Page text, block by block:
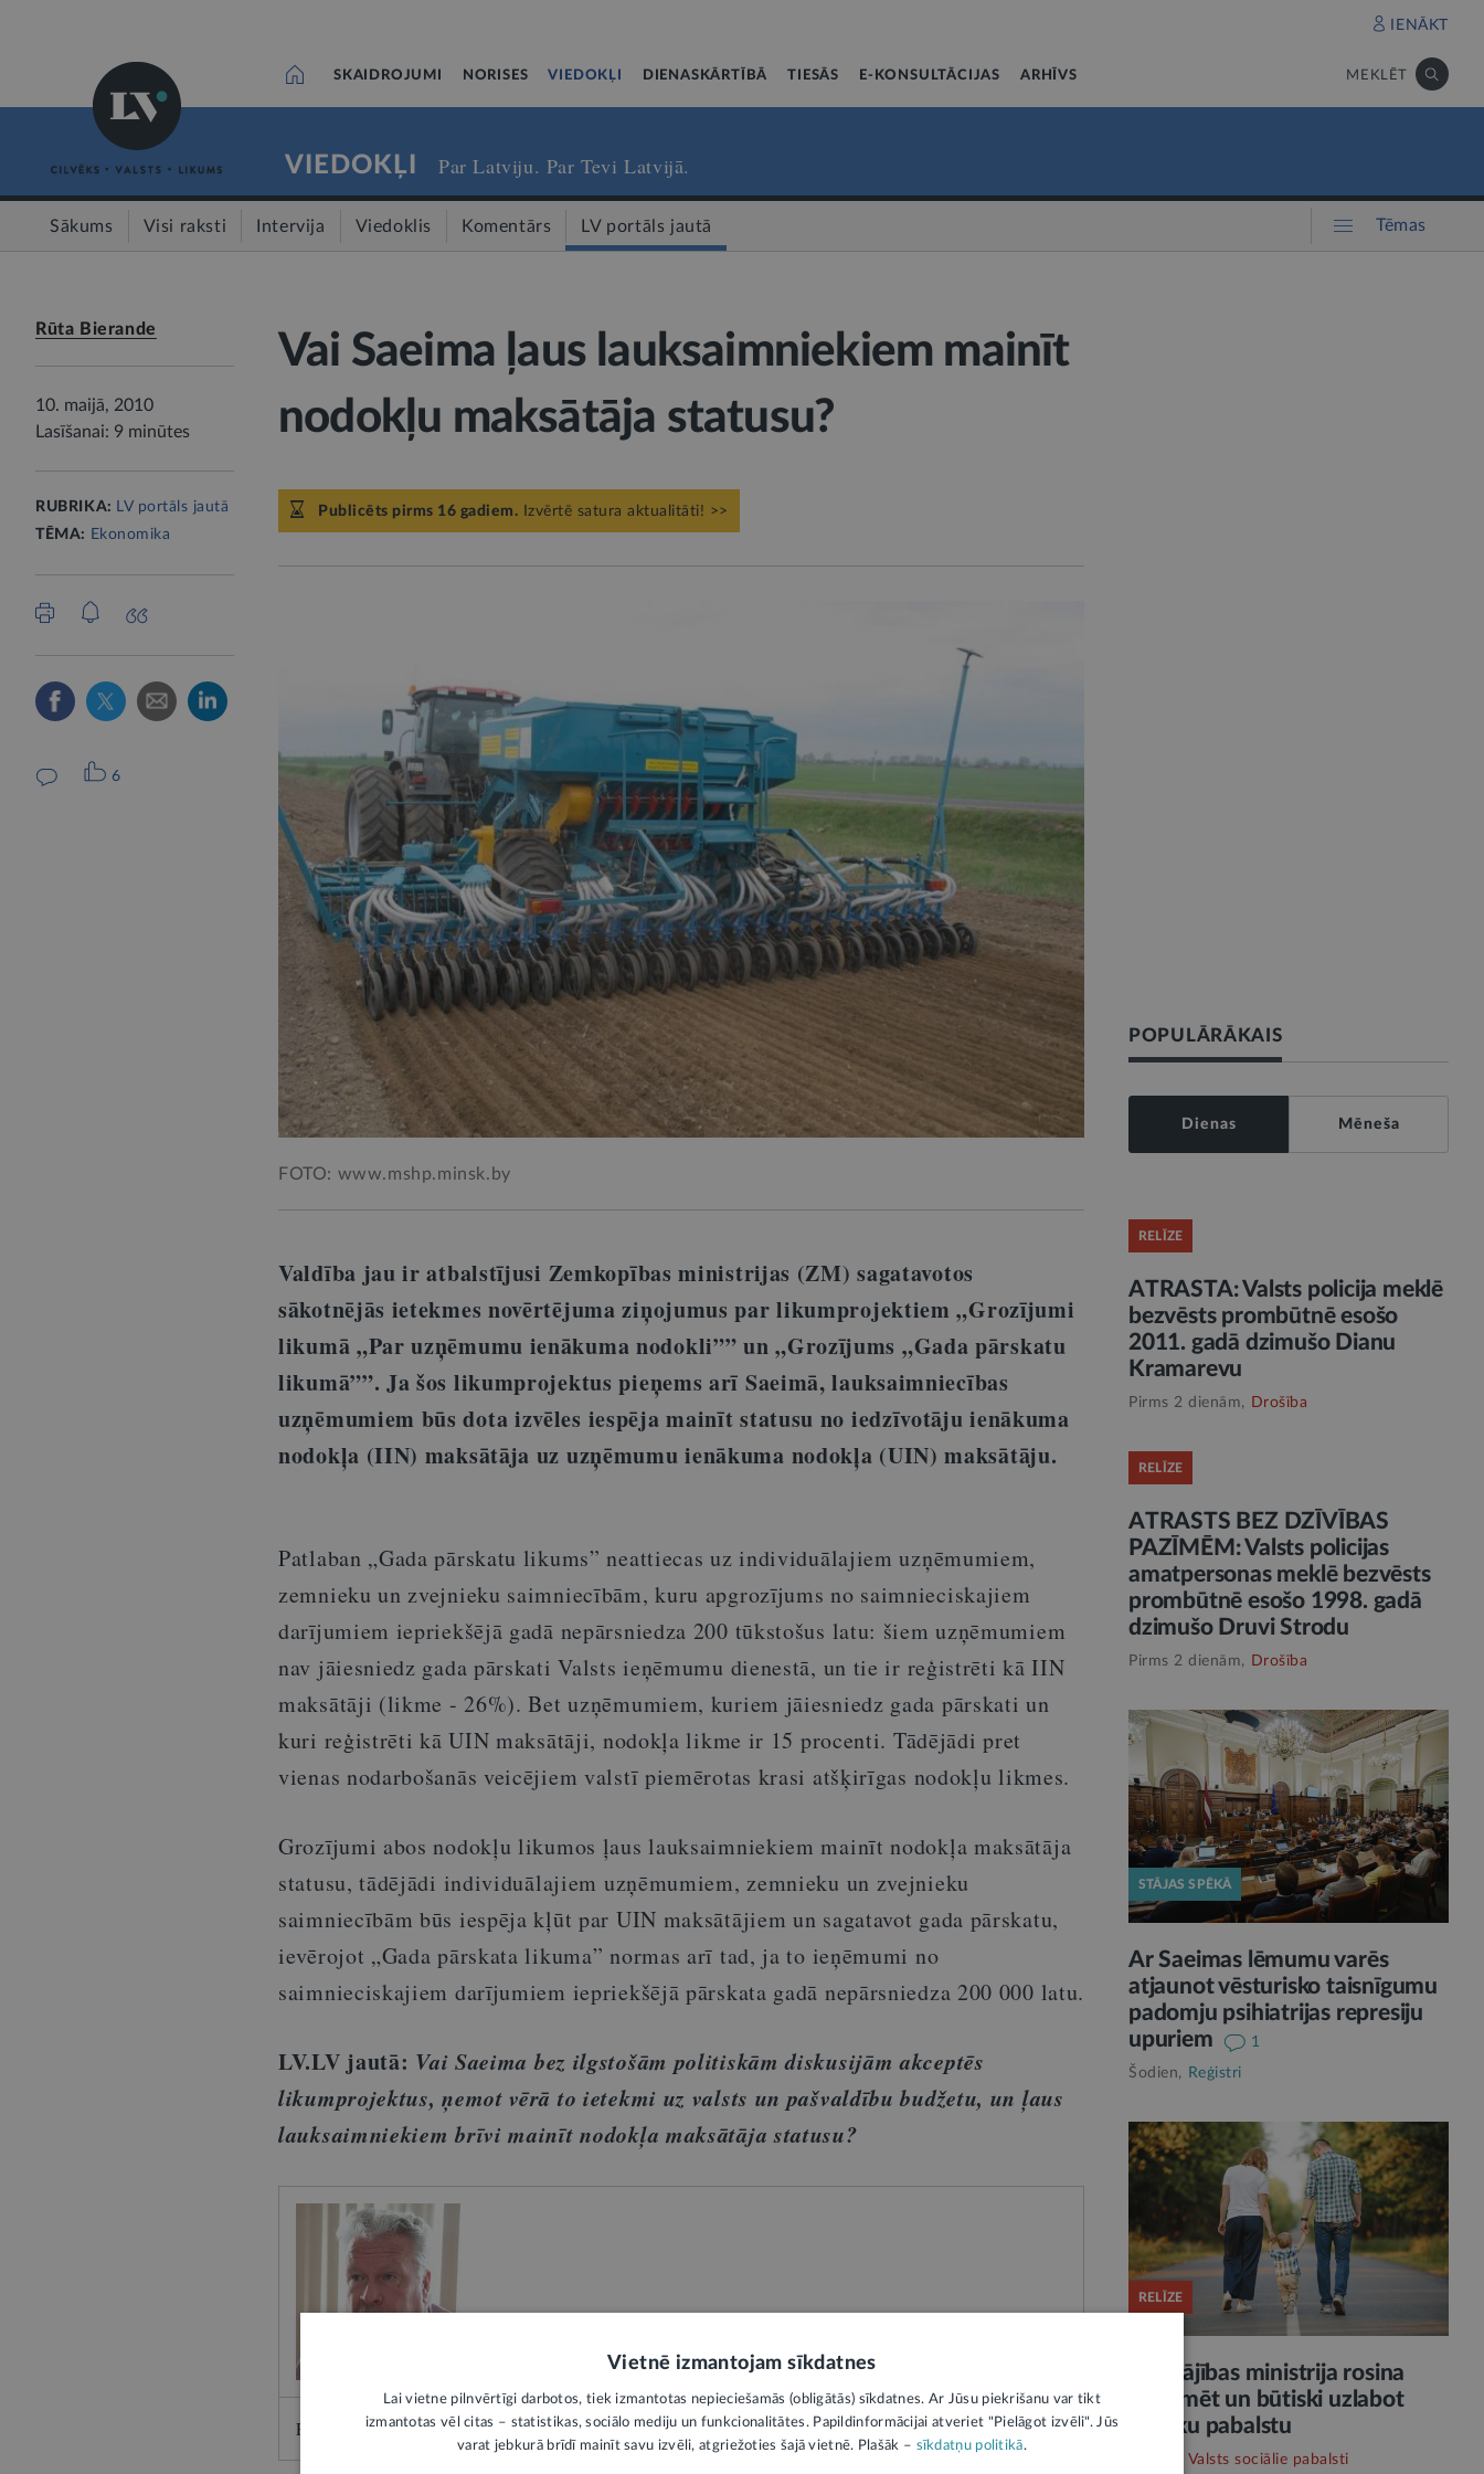
IENĀKT
SKAIDROJUMI NORISES VIEDOKĻI DIENASKĀRTĪBĀ TIESĀS E-KONSULTĀCIJAS ARHĪVS MEKLĒT
VIEDOKĻI Par Latviju. Par Tevi Latvijā.
Sākums Visi raksti Intervija Viedoklis Komentārs LV portāls jautā Tēmas
Rūta Bierande
10. maijā, 2010
Lasīšanai: 9 minūtes
RUBRIKA: LV portāls jautā
TĒMA: Ekonomika
6
Vai Saeima ļaus lauksaimniekiem mainīt
nodokļu maksātāja statusu?
Publicēts pirms 16 gadiem. Izvērtē satura aktualitāti! >>
FOTO: www.mshp.minsk.by
Valdība jau ir atbalstījusi Zemkopības ministrijas (ZM) sagatavotos
sākotnējās ietekmes novērtējuma ziņojumus par likumprojektiem „Grozījumi
likumā „Par uzņēmumu ienākuma nodokli”” un „Grozījums „Gada pārskatu
likumā””. Ja šos likumprojektus pieņems arī Saeimā, lauksaimniecības
uzņēmumiem būs dota izvēles iespēja mainīt statusu no iedzīvotāju ienākuma
nodokļa (IIN) maksātāja uz uzņēmumu ienākuma nodokļa (UIN) maksātāju.
Patlaban „Gada pārskatu likums” neattiecas uz individuālajiem uzņēmumiem,
zemnieku un zvejnieku saimniecībām, kuru apgrozījums no saimnieciskajiem
darījumiem iepriekšējā gadā nepārsniedza 200 tūkstošus latu: šiem uzņēmumiem
nav jāiesniedz gada pārskati Valsts ieņēmumu dienestā, un tie ir reģistrēti kā IIN
maksātāji (likme - 26%). Bet uzņēmumiem, kuriem jāiesniedz gada pārskati un
kuri reģistrēti kā UIN maksātāji, nodokļa likme ir 15 procenti. Tādējādi pret
vienas nodarbošanās veicējiem valstī piemērotas krasi atšķirīgas nodokļu likmes.
Grozījumi abos nodokļu likumos ļaus lauksaimniekiem mainīt nodokļa maksātāja
statusu, tādējādi individuālajiem uzņēmumiem, zemnieku un zvejnieku
saimniecībām būs iespēja kļūt par UIN maksātājiem un sagatavot gada pārskatu,
ievērojot „Gada pārskata likuma” normas arī tad, ja to ieņēmumi no
saimnieciskajiem darījumiem iepriekšējā pārskata gadā nepārsniedza 200 000 latu.
LV.LV jautā: Vai Saeima bez ilgstošām politiskām diskusijām akceptēs
likumprojektus, ņemot vērā to ietekmi uz valsts un pašvaldību budžetu, un ļaus
lauksaimniekiem brīvi mainīt nodokļa maksātāja statusu?
Foto: Māris Kaparkalējs, LV
POPULĀRĀKAIS
Dienas Mēneša
RELĪZE
ATRASTA: Valsts policija meklē
bezvēsts prombūtnē esošo
2011. gadā dzimušo Dianu
Kramarevu
Pirms 2 dienām, Drošība
RELĪZE
ATRASTS BEZ DZĪVĪBAS
PAZĪMĒM: Valsts policijas
amatpersonas meklē bezvēsts
prombūtnē esošo 1998. gadā
dzimušo Druvi Strodu
Pirms 2 dienām, Drošība
STĀJAS SPĒKĀ
Ar Saeimas lēmumu varēs
atjaunot vēsturisko taisnīgumu
padomju psihiatrijas represiju
upuriem
1
Šodien, Reģistri
RELĪZE
Labklājības ministrija rosina
reformēt un būtiski uzlabot
vecāku pabalstu
Valsts sociālie pabalsti
Vietnē izmantojam sīkdatnes
Lai vietne pilnvērtīgi darbotos, tiek izmantotas nepieciešamās (obligātās) sīkdatnes. Ar Jūsu piekrišanu var tikt
izmantotas vēl citas – statistikas, sociālo mediju un funkcionalitātes. Papildinformācijai atveriet "Pielāgot izvēli". Jūs
varat jebkurā brīdī mainīt savu izvēli, atgriežoties šajā vietnē. Plašāk – sīkdatņu politikā.